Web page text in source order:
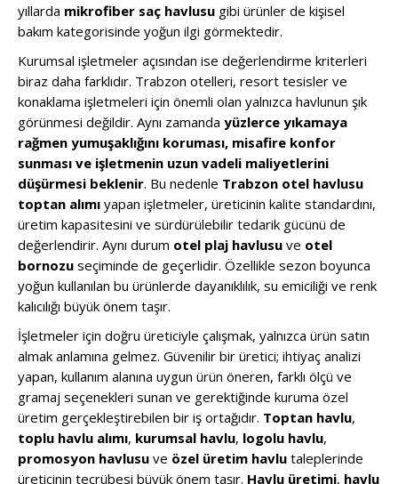
yıllarda mikrofiber saç havlusu gibi ürünler de kişisel
bakım kategorisinde yoğun ilgi görmektedir.
Kurumsal işletmeler açısından ise değerlendirme kriterleri
biraz daha farklıdır. Trabzon otelleri, resort tesisler ve
konaklama işletmeleri için önemli olan yalnızca havlunun şık
görünmesi değildir. Aynı zamanda yüzlerce yıkamaya
rağmen yumuşaklığını koruması, misafire konfor
sunması ve işletmenin uzun vadeli maliyetlerini
düşürmesi beklenir. Bu nedenle Trabzon otel havlusu
toptan alımı yapan işletmeler, üreticinin kalite standardını,
üretim kapasitesini ve sürdürülebilir tedarik gücünü de
değerlendirir. Aynı durum otel plaj havlusu ve otel
bornozu seçiminde de geçerlidir. Özellikle sezon boyunca
yoğun kullanılan bu ürünlerde dayanıklılık, su emiciliği ve renk
kalıcılığı büyük önem taşır.
İşletmeler için doğru üreticiyle çalışmak, yalnızca ürün satın
almak anlamına gelmez. Güvenilir bir üretici; ihtiyaç analizi
yapan, kullanım alanına uygun ürün öneren, farklı ölçü ve
gramaj seçenekleri sunan ve gerektiğinde kuruma özel
üretim gerçekleştirebilen bir iş ortağıdır. Toptan havlu,
toplu havlu alımı, kurumsal havlu, logolu havlu,
promosyon havlusu ve özel üretim havlu taleplerinde
üreticinin tecrübesi büyük önem taşır. Havlu üretimi, havlu